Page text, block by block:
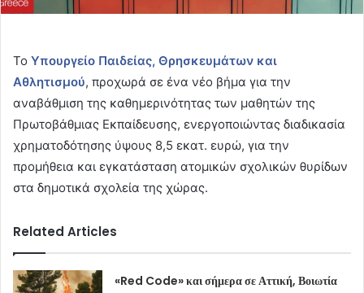
Το Υπουργείο Παιδείας, Θρησκευμάτων και
Αθλητισμού, προχωρά σε ένα νέο βήμα για την
αναβάθμιση της καθημερινότητας των μαθητών της
Πρωτοβάθμιας Εκπαίδευσης, ενεργοποιώντας διαδικασία
χρηματοδότησης ύψους 8,5 εκατ. ευρώ, για την
προμήθεια και εγκατάσταση ατομικών σχολικών θυρίδων
στα δημοτικά σχολεία της χώρας.
Related Articles
«Red Code» και σήμερα σε Αττική, Βοιωτία